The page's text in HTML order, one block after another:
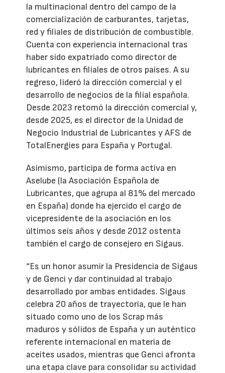
la multinacional dentro del campo de la
comercialización de carburantes, tarjetas,
red y filiales de distribución de combustible.
Cuenta con experiencia internacional tras
haber sido expatriado como director de
lubricantes en filiales de otros países. A su
regreso, lideró la dirección comercial y el
desarrollo de negocios de la filial española.
Desde 2023 retomó la dirección comercial y,
desde 2025, es el director de la Unidad de
Negocio Industrial de Lubricantes y AFS de
TotalEnergies para España y Portugal.
Asimismo, participa de forma activa en
Aselube (la Asociación Española de
Lubricantes, que agrupa al 81% del mercado
en España) donde ha ejercido el cargo de
vicepresidente de la asociación en los
últimos seis años y desde 2012 ostenta
también el cargo de consejero en Sigaus.
“Es un honor asumir la Presidencia de Sigaus
y de Genci y dar continuidad al trabajo
desarrollado por ambas entidades. Sigaus
celebra 20 años de trayectoria, que le han
situado como uno de los Scrap más
maduros y sólidos de España y un auténtico
referente internacional en materia de
aceites usados, mientras que Genci afronta
una etapa clave para consolidar su actividad